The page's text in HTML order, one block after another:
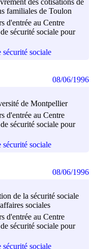
des cotisations de
familiales de Toulon
d'entrée au Centre
sécurité sociale pour
sécurité sociale
de Montpellier
d'entrée au Centre
sécurité sociale pour
sécurité sociale
08/06/1996
de la sécurité sociale
sociales
d'entrée au Centre
sécurité sociale pour
sécurité sociale
08/06/1996